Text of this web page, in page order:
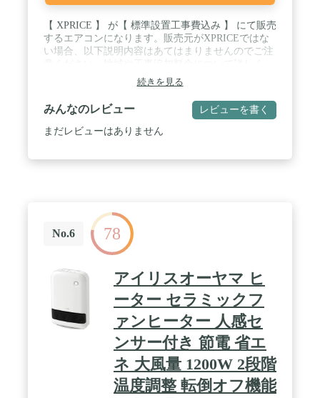
【 XPRICE 】 が【 標準設置工事費込み 】 にて販売
するエアコンになります。販売元がXPRICEではな
い場合、以下説明内容はあてはまりませんのでご注
は、XPRICEの 【 ヘルプ 】 をご確認下さい。 / 【
必ずご確認下さい 】 ご注文後、ご自宅の状況や希
望工事日程を伺う 【 ヒアリングシート 】 をメール
にてお送りいたしますので、ご確認の上必ずご返信
をお願いいたします。 / 【 正規品 】 商品ページの
パイプ作業・テープ巻き仕上げまで）セットで施工
します。 ※穴あけ工事は一般的な木造・モルタルの
壁面の場合は1箇所までは無料です。※ご自宅の状
況により、現地で別途追加料金をいただく場合がご
ざいます。
続きを見る
みんなのレビュー レビューを書く
まだレビューはありません
No.6 78
アイリスオーヤマ ヒ
ーター セラミックフ
ァンヒーター 人感セ
ンサー付き 節電 省エ
ネ 大風量 1200W 2段階
温度調整 転倒オフ機能